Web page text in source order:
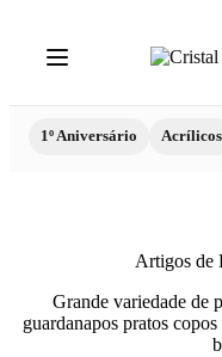
1º Aniversário Acrílicos
Artigos de
Grande variedade de
guardanapos pratos